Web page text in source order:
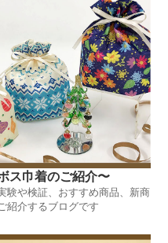
ス巾着のご紹介〜
験や検証、おすすめ商品、新商
紹介するブログです